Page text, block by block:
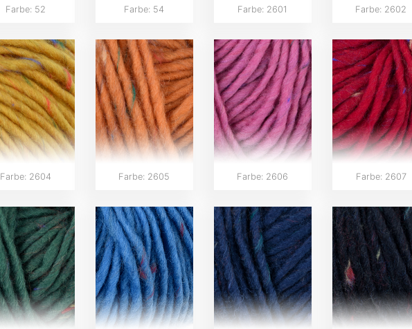
Farbe: 52 Farbe: 54 Farbe: 2601 Farbe: 2602
Farbe: 2604 Farbe: 2605 Farbe: 2606 Farbe: 2607